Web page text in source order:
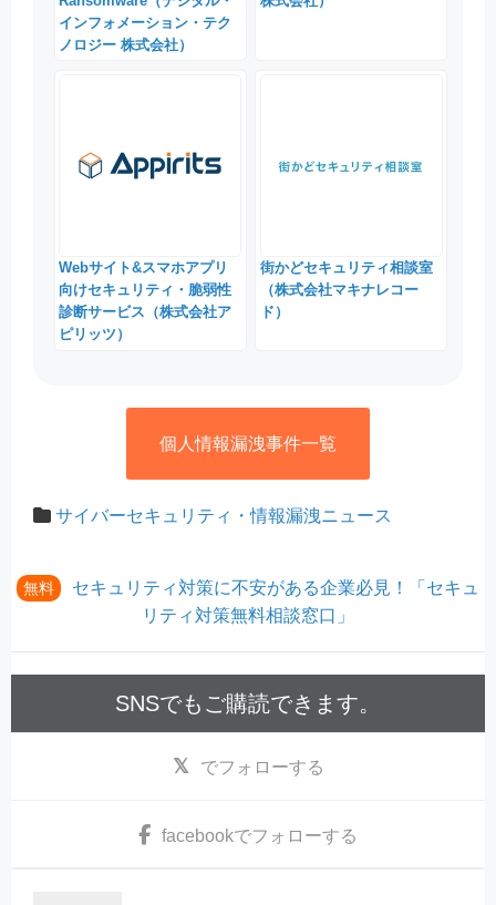
インフォメーション・テク
ノロジー 株式会社）
Webサイト&スマホアプリ
向けセキュリティ・脆弱性
診断サービス（株式会社ア
ピリッツ）
街かどセキュリティ相談室
（株式会社マキナレコー
ド）
個人情報漏洩事件一覧
サイバーセキュリティ・情報漏洩ニュース
無料
セキュリティ対策に不安がある企業必見！「セキュ
リティ対策無料相談窓口」
SNSでもご購読できます。
でフォローする
facebookでフォローする